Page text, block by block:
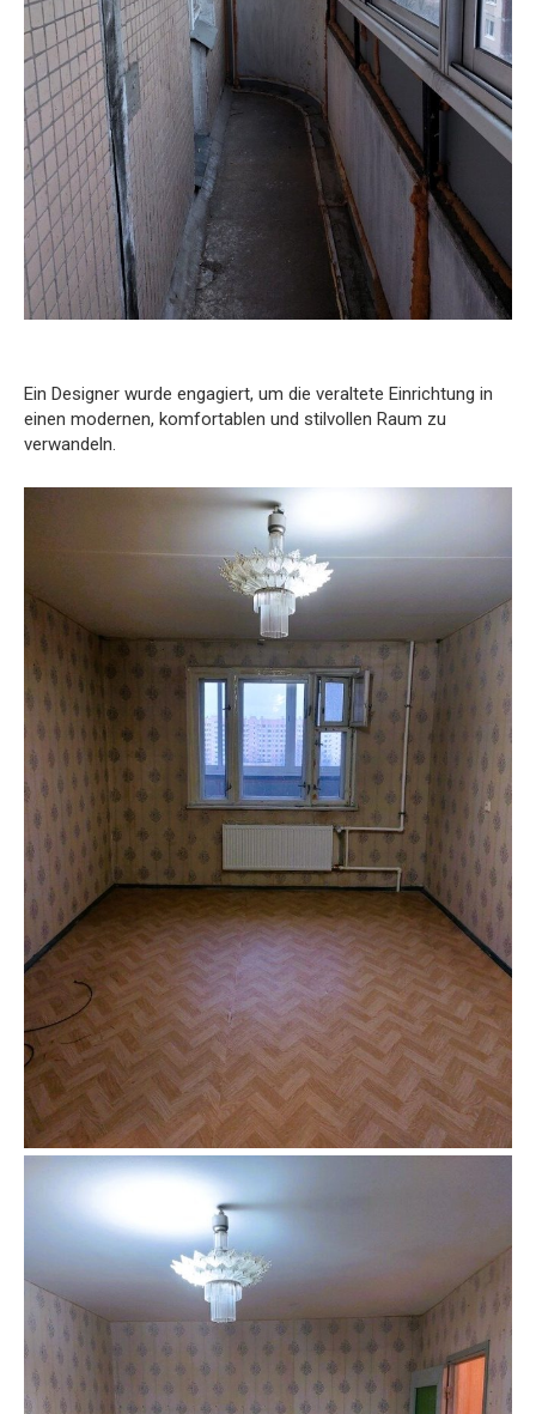
Ein Designer wurde engagiert, um die veraltete Einrichtung in
einen modernen, komfortablen und stilvollen Raum zu
verwandeln.